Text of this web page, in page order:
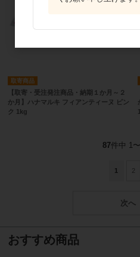
取寄商品
【取寄・受注発注商品・納期１か月～２
か月】ハナマルキ フィアンティーヌ ピン
ク 1kg
87件中 1
1 2
おすすめ商品